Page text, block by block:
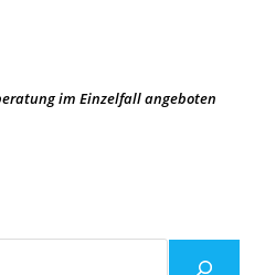
im Einzelfall angeboten